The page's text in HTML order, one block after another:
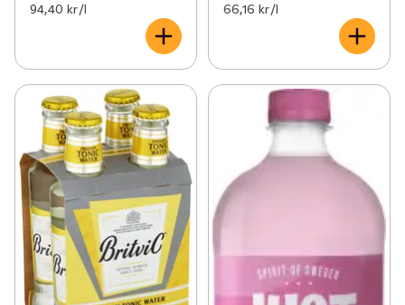
94,40 kr /l 66,16 kr /l